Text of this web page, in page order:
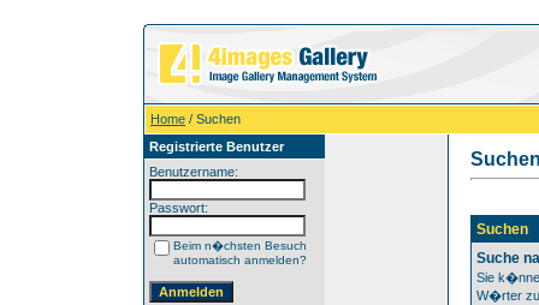
Home / Suchen
Registrierte Benutzer
Benutzername:
Passwort:
Beim n�chsten Besuch
automatisch anmelden?
Suchen
Suche
Sie
W�rter zu